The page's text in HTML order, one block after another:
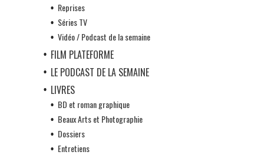
Reprises
Séries TV
Vidéo / Podcast de la semaine
FILM PLATEFORME
LE PODCAST DE LA SEMAINE
LIVRES
BD et roman graphique
Beaux Arts et Photographie
Dossiers
Entretiens